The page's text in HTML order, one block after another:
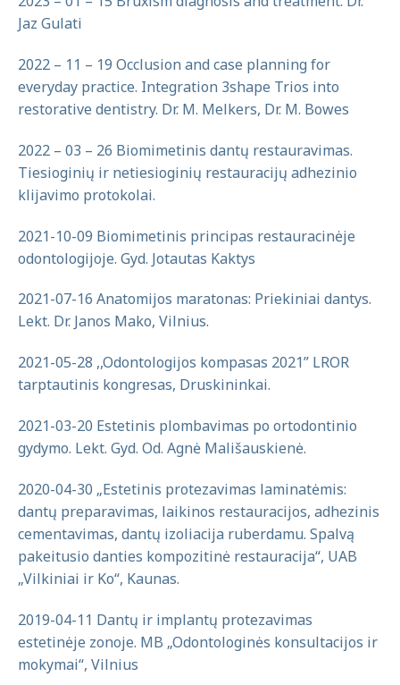
Jaz Gulati
2022 – 11 – 19 Occlusion and case planning for
everyday practice. Integration 3shape Trios into
restorative dentistry. Dr. M. Melkers, Dr. M. Bowes
2022 – 03 – 26 Biomimetinis dantų restauravimas.
Tiesioginių ir netiesioginių restauracijų adhezinio
klijavimo protokolai.
2021-10-09 Biomimetinis principas restauracinėje
odontologijoje. Gyd. Jotautas Kaktys
2021-07-16 Anatomijos maratonas: Priekiniai dantys.
Lekt. Dr. Janos Mako, Vilnius.
2021-05-28 ,,Odontologijos kompasas 2021” LROR
tarptautinis kongresas, Druskininkai.
2021-03-20 Estetinis plombavimas po ortodontinio
gydymo. Lekt. Gyd. Od. Agnė Mališauskienė.
2020-04-30 „Estetinis protezavimas laminatėmis:
dantų preparavimas, laikinos restauracijos, adhezinis
cementavimas, dantų izoliacija ruberdamu. Spalvą
pakeitusio danties kompozitinė restauracija“, UAB
„Vilkiniai ir Ko“, Kaunas.
2019-04-11 Dantų ir implantų protezavimas
estetinėje zonoje. MB „Odontologinės konsultacijos ir
mokymai“, Vilnius